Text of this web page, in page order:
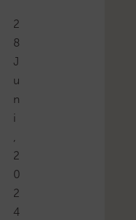
2
8
J
u
n
i
,
2
0
2
4